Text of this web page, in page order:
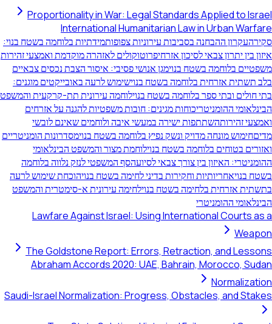
Proportionality in War: Legal Standards Applied
International Humanitarian Law in Urban
ההבחנה בסביבות עירוניות צפופותמידתיות בלוחמה בשטח בנוי:
יתרון צבאי לסיכון אזרחיפרוטוקולים לאזהרה מוקדמת ואמצעי זהירות
בלוחמה בשטח בנוימגן אנושי פסיבי: איסור הצבת נכסים צבאיים
אזרחית בלוחמה בשטח בנוישימוש לרעה באובייקטים מוגנים:
ובתי ספר בלוחמה בשטח בנוילוחמה עירונית תת-קרקעית והמשפט
ההומניטריכוחות מגינים: חובות משפטיות להגנה על אזרחים
השתתפות ישירה במעשי איבה ולוחמים שאינם לובשי
מונחה מדויק ונשק נפיץ בלוחמה בשטח בנוימסדרונות הומניטריים
בטוחים בלוחמה בשטח בנוילוחמת מצור והמשפט הבינלאומי
האיזון בין צורך צבאי לסיועהסף המשפטי לנזק נלווה בלוחמה
אחריותיות וחקירות בדיני לחימה בשטח בנויהוכחת שימוש לרעה
אזרחית בלחימה בשטח בנוילחימה עירונית א-סימטרית והמשפט
ההומניטרי
Lawfare Against Israel: Using International
The Goldstone Report: Errors, Retraction, and
Abraham Accords 2020: UAE, Bahrain, Morocco,
Saudi-Israel Normalization: Progress, Obstacles, and